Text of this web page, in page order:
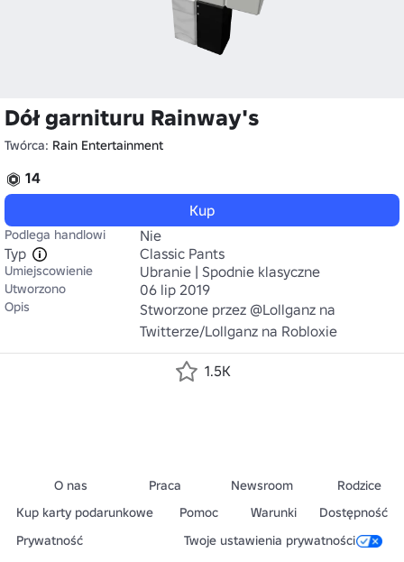
Dół garnituru Rainway's
Twórca: Rain Entertainment
14
Kup
Podlega handlowi
Nie
Typ
Classic Pants
Umiejscowienie Ubranie | Spodnie klasyczne
Utworzono 06 lip 2019
Opis
Stworzone przez @Lollganz na
Twitterze/Lollganz na Robloxie
1.5K
O nas Praca Newsroom
Rodzice
Kup karty podarunkowe
Pomoc Warunki
Dostępność
Prywatność
Twoje ustawienia prywatności